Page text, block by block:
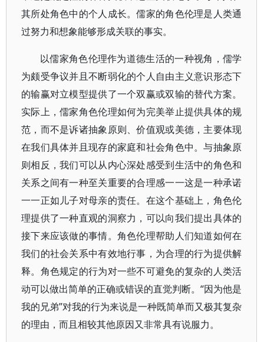
其所处角色中的个人成长。儒家的角色伦理是人类通
过努力和想象能够形成关联的事实。
以儒家角色伦理作为道德生活的一种视角，儒学
为颇受争议并且不断弱化的个人自由主义意识形态下
的输赢对立模型提供了一个双赢或双输的替代方案。
实际上，儒家角色伦理如何为完美举止提供具体的规
范，而不是诉诸抽象原则、价值观或美德，主要体现
在我们具体并且现存的家庭和社会角色中。与抽象原
则相反，我们可以从内心深处感受到生活中的角色和
关系之间有一种至关重要的合理感一一这是一种承诺
一一正如儿子对母亲的责任。在这个基础上，角色伦
理提供了一种直观的洞察力，可以向我们提出具体的
接下来应该做的事情。角色伦理帮助人们知道如何在
我们的社会关系中有效地行事，为合理的行为提供解
释。角色规定的行为对一些不可避免的复杂的人类活
动可以做出简单的正确或错误的直觉判断。“因为他是
我的兄弟”对我的行为来说是一种既简单而又极其复杂
的理由，而且相较其他原因又非常具有说服力。